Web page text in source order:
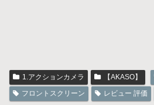
1.アクションカメラ 【AKASO】
フロントスクリーン
レビュー 評価